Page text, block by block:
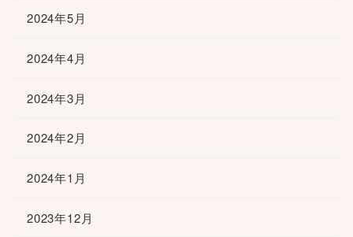
2024年5月
2024年4月
2024年3月
2024年2月
2024年1月
2023年12月